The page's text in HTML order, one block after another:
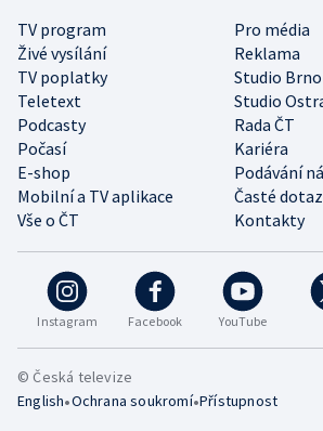
Instagram Facebook YouTube
TV program
Pro média
Živé vysílání
Reklama
TV poplatky
Studio Brno
Teletext
Studio
Podcasty
Rada ČT
Počasí
Kariéra
E-shop
Podávání
Mobilní a TV aplikace
Časté
Vše o ČT
Kontakty
© Česká televize
English•Ochrana soukromí•Přístupnost